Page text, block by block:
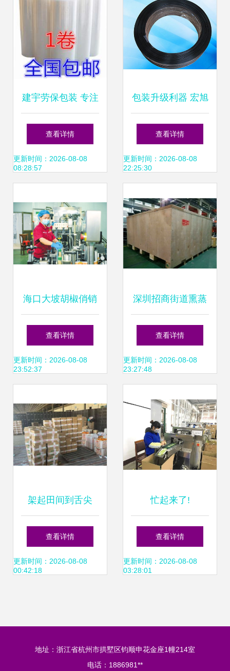
建宇劳保包装 专注
胶粘制品与打包
带，助力高效在线
查看详情
更新时间：2026-08-08
08:28:57
包装升级利器 宏旭
打包扣如何协同陶
瓷制品与塑带提升
查看详情
更新时间：2026-08-08
22:25:30
海口大坡胡椒俏销
国内外市场在线打
包忙
查看详情
更新时间：2026-08-08
23:52:37
深圳招商街道熏蒸
木箱包装厂 专业出
口包装与在线打包
查看详情
更新时间：2026-08-08
23:27:48
架起田间到舌尖
的“绿色通道” 助力
保山春季水果“极速
查看详情
更新时间：2026-08-08
00:42:18
忙起来了!
查看详情
更新时间：2026-08-08
03:28:01
地址：浙江省杭州市拱墅区钧顺申花金座1幢214室
电话：1886981**